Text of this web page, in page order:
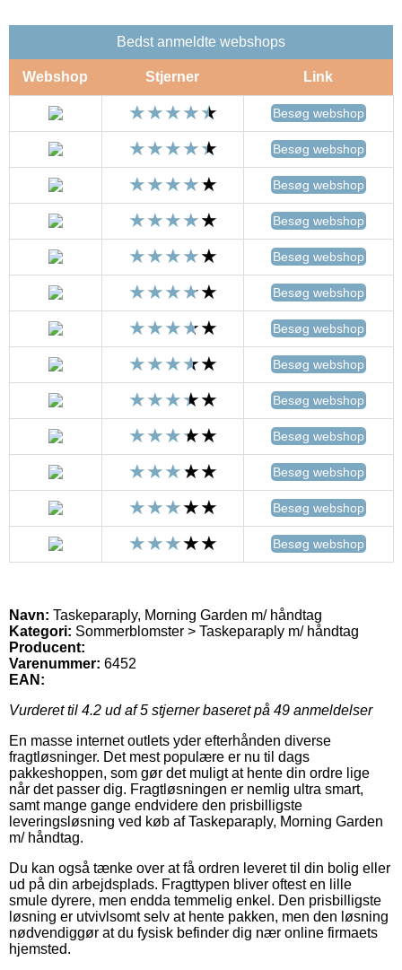
Bedst anmeldte webshops
Webshop Stjerner Link
Besøg webshop
Besøg webshop
Besøg webshop
Besøg webshop
Besøg webshop
Besøg webshop
Besøg webshop
Besøg webshop
Besøg webshop
Besøg webshop
Besøg webshop
Besøg webshop
Besøg webshop
Navn: Taskeparaply, Morning Garden m/ håndtag
Kategori: Sommerblomster > Taskeparaply m/ håndtag
Producent:
Varenummer: 6452
EAN:
Vurderet til 4.2 ud af 5 stjerner baseret på 49 anmeldelser
En masse internet outlets yder efterhånden diverse
fragtløsninger. Det mest populære er nu til dags
pakkeshoppen, som gør det muligt at hente din ordre lige
når det passer dig. Fragtløsningen er nemlig ultra smart,
samt mange gange endvidere den prisbilligste
leveringsløsning ved køb af Taskeparaply, Morning Garden
m/ håndtag.
Du kan også tænke over at få ordren leveret til din bolig eller
ud på din arbejdsplads. Fragttypen bliver oftest en lille
smule dyrere, men endda temmelig enkel. Den prisbilligste
løsning er utvivlsomt selv at hente pakken, men den løsning
nødvendiggør at du fysisk befinder dig nær online firmaets
hjemsted.